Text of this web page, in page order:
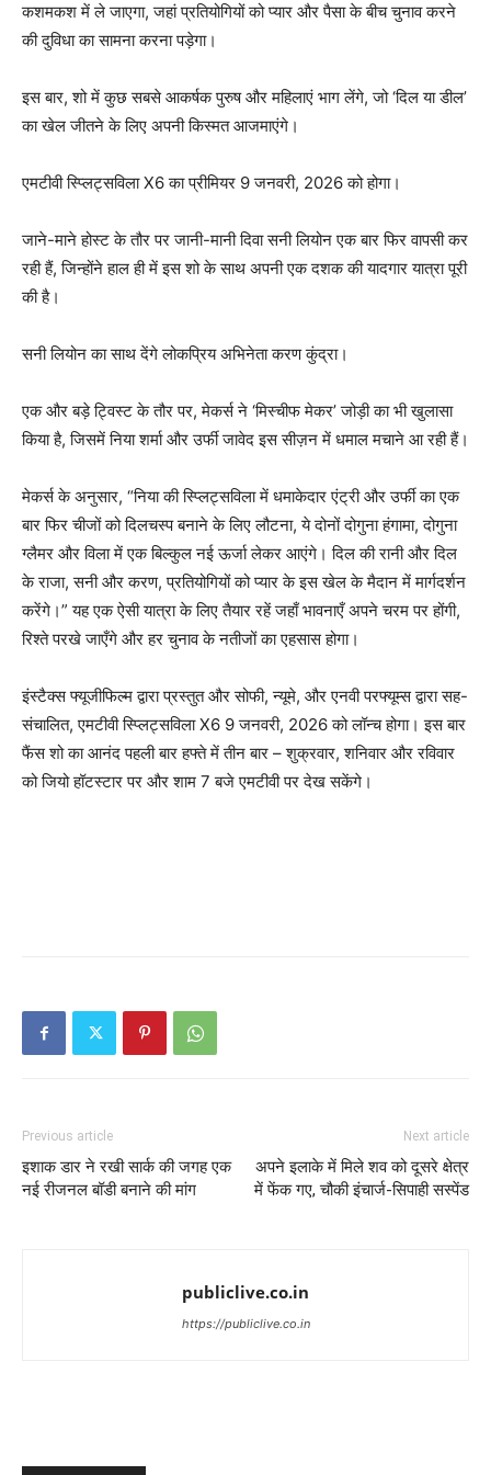
कशमकश में ले जाएगा, जहां प्रतियोगियों को प्यार और पैसा के बीच चुनाव करने
की दुविधा का सामना करना पड़ेगा।
इस बार, शो में कुछ सबसे आकर्षक पुरुष और महिलाएं भाग लेंगे, जो ‘दिल या डील’
का खेल जीतने के लिए अपनी किस्मत आजमाएंगे।
एमटीवी स्प्लिट्सविला X6 का प्रीमियर 9 जनवरी, 2026 को होगा।
जाने-माने होस्ट के तौर पर जानी-मानी दिवा सनी लियोन एक बार फिर वापसी कर
रही हैं, जिन्होंने हाल ही में इस शो के साथ अपनी एक दशक की यादगार यात्रा पूरी
की है।
सनी लियोन का साथ देंगे लोकप्रिय अभिनेता करण कुंद्रा।
एक और बड़े ट्विस्ट के तौर पर, मेकर्स ने ‘मिस्चीफ मेकर’ जोड़ी का भी खुलासा
किया है, जिसमें निया शर्मा और उर्फी जावेद इस सीज़न में धमाल मचाने आ रही हैं।
मेकर्स के अनुसार, “निया की स्प्लिट्सविला में धमाकेदार एंट्री और उर्फी का एक
बार फिर चीजों को दिलचस्प बनाने के लिए लौटना, ये दोनों दोगुना हंगामा, दोगुना
ग्लैमर और विला में एक बिल्कुल नई ऊर्जा लेकर आएंगे। दिल की रानी और दिल
के राजा, सनी और करण, प्रतियोगियों को प्यार के इस खेल के मैदान में मार्गदर्शन
करेंगे।” यह एक ऐसी यात्रा के लिए तैयार रहें जहाँ भावनाएँ अपने चरम पर होंगी,
रिश्ते परखे जाएँगे और हर चुनाव के नतीजों का एहसास होगा।
इंस्टैक्स फ्यूजीफिल्म द्वारा प्रस्तुत और सोफी, न्यूमे, और एनवी परफ्यूम्स द्वारा सह-
संचालित, एमटीवी स्प्लिट्सविला X6 9 जनवरी, 2026 को लॉन्च होगा। इस बार
फैंस शो का आनंद पहली बार हफ्ते में तीन बार – शुक्रवार, शनिवार और रविवार
को जियो हॉटस्टार पर और शाम 7 बजे एमटीवी पर देख सकेंगे।
Previous article
इशाक डार ने रखी सार्क की जगह एक
नई रीजनल बॉडी बनाने की मांग
Next article
अपने इलाके में मिले शव को दूसरे क्षेत्र
में फेंक गए, चौकी इंचार्ज-सिपाही सस्पेंड
publiclive.co.in
https://publiclive.co.in